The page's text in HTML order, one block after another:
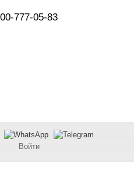
777-05-83
Войти